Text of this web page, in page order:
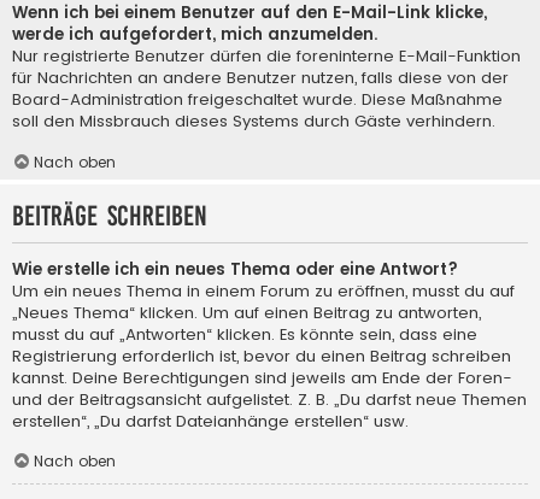
Wenn ich bei einem Benutzer auf den E-Mail-Link klicke,
werde ich aufgefordert, mich anzumelden.
Nur registrierte Benutzer dürfen die foreninterne E-Mail-Funktion
für Nachrichten an andere Benutzer nutzen, falls diese von der
Board-Administration freigeschaltet wurde. Diese Maßnahme
soll den Missbrauch dieses Systems durch Gäste verhindern.
Nach oben
Beiträge schreiben
Wie erstelle ich ein neues Thema oder eine Antwort?
Um ein neues Thema in einem Forum zu eröffnen, musst du auf
„Neues Thema“ klicken. Um auf einen Beitrag zu antworten,
musst du auf „Antworten“ klicken. Es könnte sein, dass eine
Registrierung erforderlich ist, bevor du einen Beitrag schreiben
kannst. Deine Berechtigungen sind jeweils am Ende der Foren-
und der Beitragsansicht aufgelistet. Z. B. „Du darfst neue Themen
erstellen“, „Du darfst Dateianhänge erstellen“ usw.
Nach oben